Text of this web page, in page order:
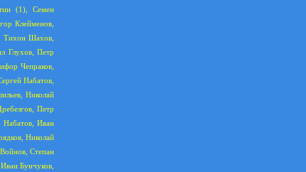
(1), Семен
Клейменов,
Тихон Шахов,
Глухов, Петр
Чепраков,
Набатов,
Николай
Петр
Иван
Николай
Степан
Бунчуков,